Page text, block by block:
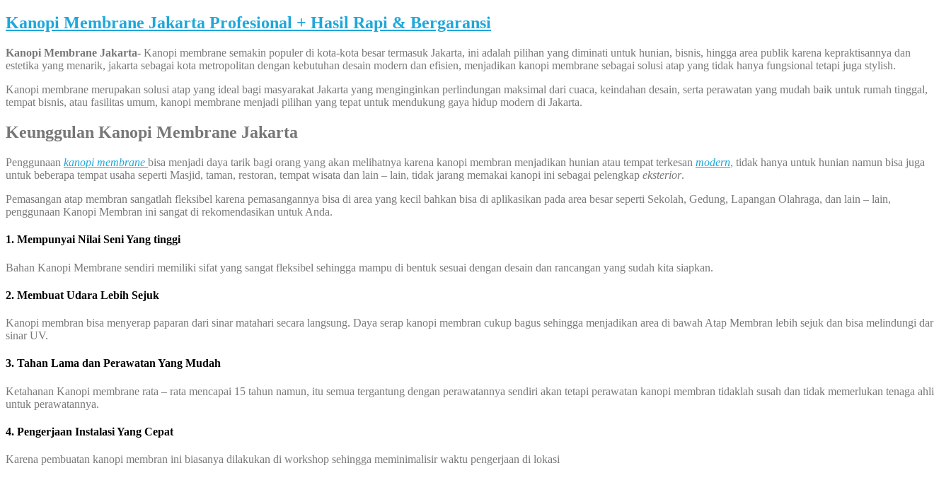
Kanopi Membrane Jakarta Profesional + Hasil Rapi & Bergaransi
Kanopi Membrane Jakarta- Kanopi membrane semakin populer di kota-kota besar termasuk Jakarta, ini adalah pilihan yang diminati untuk hunian, bisnis, hingga area publik karena kepraktisannya dan
estetika yang menarik, jakarta sebagai kota metropolitan dengan kebutuhan desain modern dan efisien, menjadikan kanopi membrane sebagai solusi atap yang tidak hanya fungsional tetapi juga stylish.
Kanopi membrane merupakan solusi atap yang ideal bagi masyarakat Jakarta yang menginginkan perlindungan maksimal dari cuaca, keindahan desain, serta perawatan yang mudah baik untuk rumah tinggal,
tempat bisnis, atau fasilitas umum, kanopi membrane menjadi pilihan yang tepat untuk mendukung gaya hidup modern di Jakarta.
Keunggulan Kanopi Membrane Jakarta
Penggunaan kanopi membrane bisa menjadi daya tarik bagi orang yang akan melihatnya karena kanopi membran menjadikan hunian atau tempat terkesan modern, tidak hanya untuk hunian namun bisa juga
untuk beberapa tempat usaha seperti Masjid, taman, restoran, tempat wisata dan lain – lain, tidak jarang memakai kanopi ini sebagai pelengkap eksterior.
Pemasangan atap membran sangatlah fleksibel karena pemasangannya bisa di area yang kecil bahkan bisa di aplikasikan pada area besar seperti Sekolah, Gedung, Lapangan Olahraga, dan lain – lain,
penggunaan Kanopi Membran ini sangat di rekomendasikan untuk Anda.
1. Mempunyai Nilai Seni Yang tinggi
Bahan Kanopi Membrane sendiri memiliki sifat yang sangat fleksibel sehingga mampu di bentuk sesuai dengan desain dan rancangan yang sudah kita siapkan.
2. Membuat Udara Lebih Sejuk
Kanopi membran bisa menyerap paparan dari sinar matahari secara langsung. Daya serap kanopi membran cukup bagus sehingga menjadikan area di bawah Atap Membran lebih sejuk dan bisa melindungi dar
sinar UV.
3. Tahan Lama dan Perawatan Yang Mudah
Ketahanan Kanopi membrane rata – rata mencapai 15 tahun namun, itu semua tergantung dengan perawatannya sendiri akan tetapi perawatan kanopi membran tidaklah susah dan tidak memerlukan tenaga ahli
untuk perawatannya.
4. Pengerjaan Instalasi Yang Cepat
Karena pembuatan kanopi membran ini biasanya dilakukan di workshop sehingga meminimalisir waktu pengerjaan di lokasi